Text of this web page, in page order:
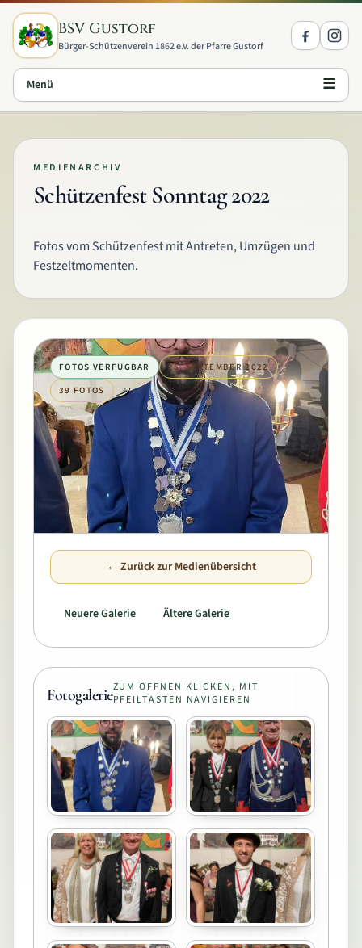
Zum Inhalt springen
BSV Gustorf
Bürger-Schützenverein 1862 e.V. der Pfarre Gustorf
Menü ☰
MEDIENARCHIV
Schützenfest Sonntag 2022
Fotos vom Schützenfest mit Antreten, Umzügen und
Festzeltmomenten.
FOTOS VERFÜGBAR
25. SEPTEMBER 2022
39 FOTOS
← Zurück zur Medienübersicht
Neuere Galerie Ältere Galerie
FotogalerieZUM ÖFFNEN KLICKEN, MIT
PFEILTASTEN NAVIGIEREN